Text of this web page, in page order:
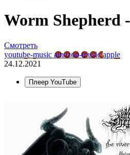
Worm Shepherd
Смотреть
youtube-music amazon-musicapple
24.12.2021
Плеер YouTube